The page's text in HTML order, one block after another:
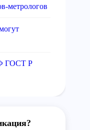
метрологов
ГОСТ Р